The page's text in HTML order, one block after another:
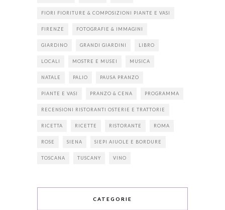
FIORI FIORITURE & COMPOSIZIONI PIANTE E VASI
FIRENZE FOTOGRAFIE & IMMAGINI
GIARDINO GRANDI GIARDINI LIBRO
LOCALI MOSTRE E MUSEI MUSICA
NATALE PALIO PAUSA PRANZO
PIANTE E VASI PRANZO & CENA PROGRAMMA
RECENSIONI RISTORANTI OSTERIE E TRATTORIE
RICETTA RICETTE RISTORANTE ROMA
ROSE SIENA SIEPI AIUOLE E BORDURE
TOSCANA TUSCANY VINO
CATEGORIE